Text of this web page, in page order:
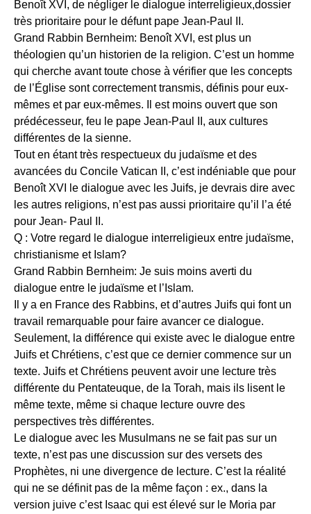
Benoît XVI, de négliger le dialogue interreligieux,dossier
très prioritaire pour le défunt pape Jean-Paul II.
Grand Rabbin Bernheim: Benoît XVI, est plus un
théologien qu’un historien de la religion. C’est un homme
qui cherche avant toute chose à vérifier que les concepts
de l’Église sont correctement transmis, définis pour eux-
mêmes et par eux-mêmes. Il est moins ouvert que son
prédécesseur, feu le pape Jean-Paul II, aux cultures
différentes de la sienne.
Tout en étant très respectueux du judaïsme et des
avancées du Concile Vatican II, c’est indéniable que pour
Benoît XVI le dialogue avec les Juifs, je devrais dire avec
les autres religions, n’est pas aussi prioritaire qu’il l’a été
pour Jean- Paul II.
Q : Votre regard le dialogue interreligieux entre judaïsme,
christianisme et Islam?
Grand Rabbin Bernheim: Je suis moins averti du
dialogue entre le judaïsme et l’Islam.
Il y a en France des Rabbins, et d’autres Juifs qui font un
travail remarquable pour faire avancer ce dialogue.
Seulement, la différence qui existe avec le dialogue entre
Juifs et Chrétiens, c’est que ce dernier commence sur un
texte. Juifs et Chrétiens peuvent avoir une lecture très
différente du Pentateuque, de la Torah, mais ils lisent le
même texte, même si chaque lecture ouvre des
perspectives très différentes.
Le dialogue avec les Musulmans ne se fait pas sur un
texte, n’est pas une discussion sur des versets des
Prophètes, ni une divergence de lecture. C’est la réalité
qui ne se définit pas de la même façon : ex., dans la
version juive c’est Isaac qui est élevé sur le Moria par